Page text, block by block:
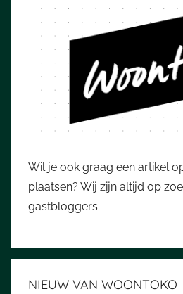
Wil je ook graag een artikel
plaatsen? Wij zijn altijd op
gastbloggers.
NIEUW VAN WOONTOKO